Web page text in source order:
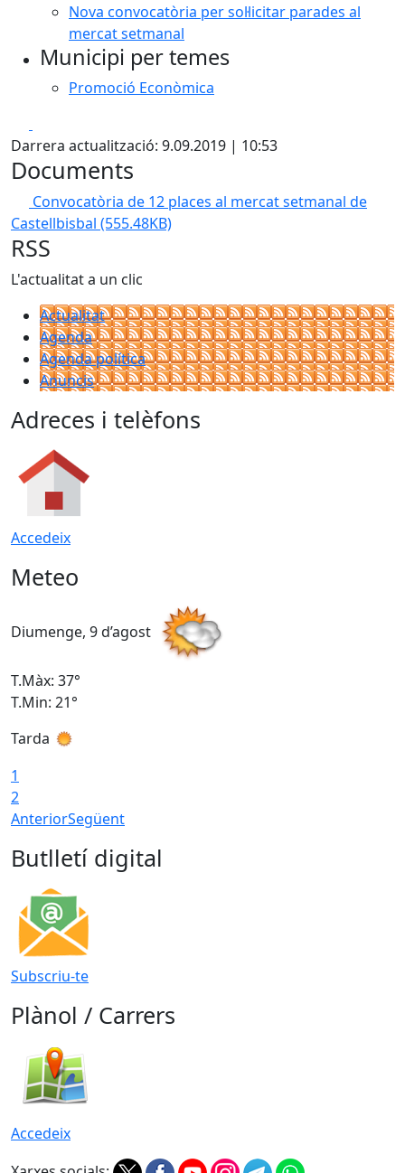
Nova convocatòria per sol·licitar parades al
mercat setmanal
Municipi per temes
Promoció Econòmica
Darrera actualització: 9.09.2019 | 10:53
Documents
Convocatòria de 12 places al mercat setmanal de
Castellbisbal (555.48KB)
RSS
L'actualitat a un clic
Actualitat
Agenda
Agenda política
Anuncis
Adreces i telèfons
Accedeix
Meteo
Diumenge, 9 d’agost
T.Màx: 37°
T.Min: 21°
Tarda
1
2
AnteriorSegüent
Butlletí digital
Subscriu-te
Plànol / Carrers
Accedeix